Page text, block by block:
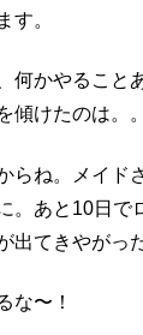
す。
何かやること
傾けたのは。
らね。メイド
。あと10日で
出てきやがっ
な〜！